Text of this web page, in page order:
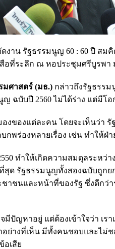
าน รัฐธรรมนูญ 60 : 60 ปี สม
อที่ระลึก ณ หอประชุมศรีบูรพา
มศาสตร์ (มธ.) กล่าวถึงรัฐธรร
ฉบับปี 2560 ไม่ได้ร่าง แต่มีโอ
ของแต่ละคน โดยจะเห็นว่า
พร่องหลายเรื่อง เช่น ทำให้ฝ่า
ทำให้เกิดความสมดุลระห
สุด รัฐธรรมนูญทั้งสองฉบับถูก
าชนและหน้าที่ของรัฐ ซึ่งดีก
มีปัญหาอยู่ แต่ต้องเข้าใจว่า เร
ย่างที่เห็น มีทั้งคนชอบและไม่
อเสีย